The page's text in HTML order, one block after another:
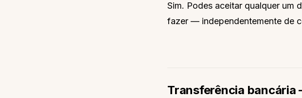
Sim. Podes aceitar qualquer um
fazer — independentemente de
Transferência